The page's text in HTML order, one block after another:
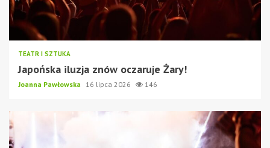
TEATR I SZTUKA
Japońska iluzja znów oczaruje Żary!
Joanna Pawłowska 16 lipca 2026 146